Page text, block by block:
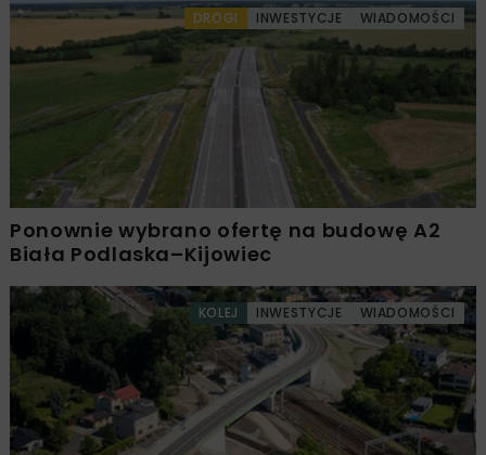
DROGI INWESTYCJE WIADOMOŚCI
Ponownie wybrano ofertę na budowę A2
Biała Podlaska–Kijowiec
KOLEJ INWESTYCJE WIADOMOŚCI